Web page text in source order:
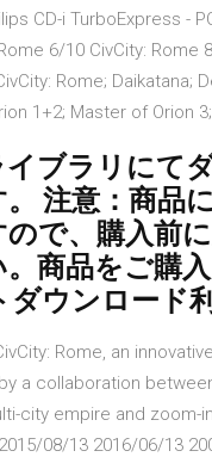
CD-i TurboExpress -
6/10 CivCity: Rome
Rome; Daikatana;
1+2; Master of Orion
ブラリにて
注意：商品
で、購入前
商品をご購
ダウンロード
Rome, an
a collaboration
city empire and zoom-
08/13 2016/06/13